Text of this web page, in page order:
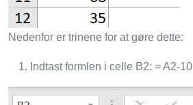
Nedenfor er trinene for at gøre dette:
Indtast formlen i celle B2: = A2-10